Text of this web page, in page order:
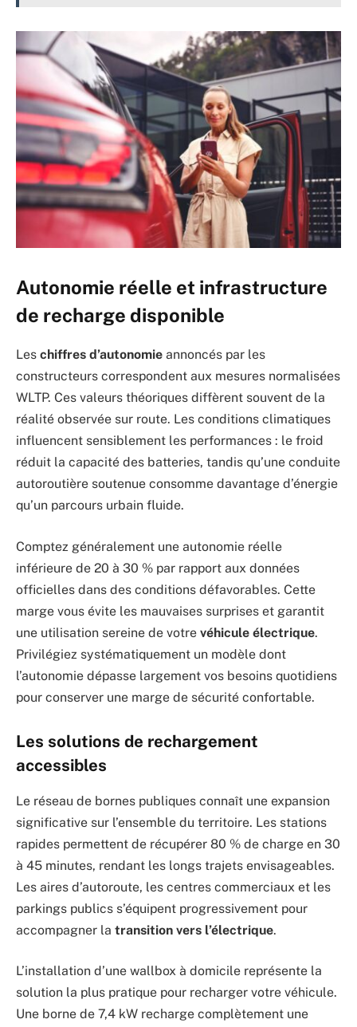
Autonomie réelle et infrastructure
de recharge disponible
Les chiffres d’autonomie annoncés par les
constructeurs correspondent aux mesures normalisées
WLTP. Ces valeurs théoriques diffèrent souvent de la
réalité observée sur route. Les conditions climatiques
influencent sensiblement les performances : le froid
réduit la capacité des batteries, tandis qu’une conduite
autoroutière soutenue consomme davantage d’énergie
qu’un parcours urbain fluide.
Comptez généralement une autonomie réelle
inférieure de 20 à 30 % par rapport aux données
officielles dans des conditions défavorables. Cette
marge vous évite les mauvaises surprises et garantit
une utilisation sereine de votre véhicule électrique.
Privilégiez systématiquement un modèle dont
l’autonomie dépasse largement vos besoins quotidiens
pour conserver une marge de sécurité confortable.
Les solutions de rechargement
accessibles
Le réseau de bornes publiques connaît une expansion
significative sur l’ensemble du territoire. Les stations
rapides permettent de récupérer 80 % de charge en 30
à 45 minutes, rendant les longs trajets envisageables.
Les aires d’autoroute, les centres commerciaux et les
parkings publics s’équipent progressivement pour
accompagner la transition vers l’électrique.
L’installation d’une wallbox à domicile représente la
solution la plus pratique pour recharger votre véhicule.
Une borne de 7,4 kW recharge complètement une